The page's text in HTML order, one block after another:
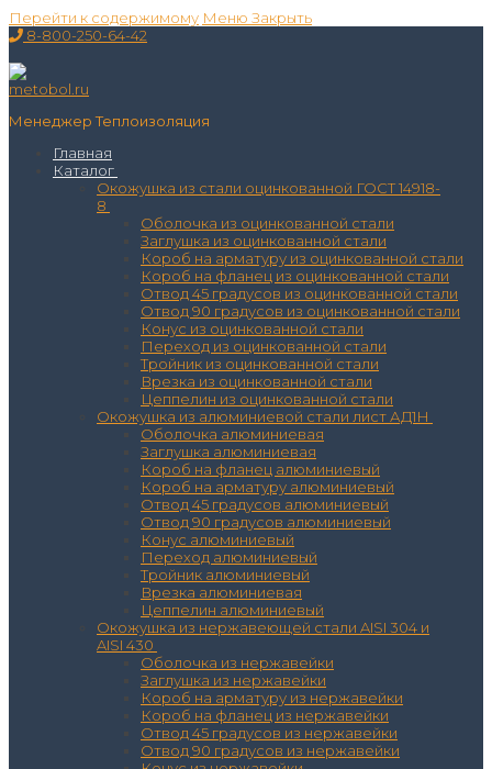
Перейти к содержимому Меню Закрыть
8-800-250-64-42
Менеджер Теплоизоляция
Главная
Каталог
Окожушка из стали оцинкованной ГОСТ 14918-
8
Оболочка из оцинкованной стали
Заглушка из оцинкованной стали
Короб на арматуру из оцинкованной стали
Короб на фланец из оцинкованной стали
Отвод 45 градусов из оцинкованной стали
Отвод 90 градусов из оцинкованной стали
Конус из оцинкованной стали
Переход из оцинкованной стали
Тройник из оцинкованной стали
Врезка из оцинкованной стали
Цеппелин из оцинкованной стали
Окожушка из алюминиевой стали лист АД1Н
Оболочка алюминиевая
Заглушка алюминиевая
Короб на фланец алюминиевый
Короб на арматуру алюминиевый
Отвод 45 градусов алюминиевый
Отвод 90 градусов алюминиевый
Конус алюминиевый
Переход алюминиевый
Тройник алюминиевый
Врезка алюминиевая
Цеппелин алюминиевый
Окожушка из нержавеющей стали AISI 304 и
AISI 430
Оболочка из нержавейки
Заглушка из нержавейки
Короб на арматуру из нержавейки
Короб на фланец из нержавейки
Отвод 45 градусов из нержавейки
Отвод 90 градусов из нержавейки